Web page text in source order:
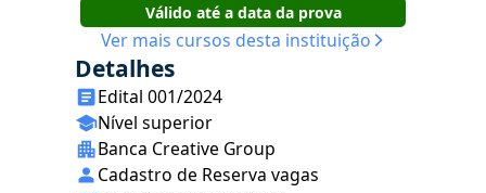
Válido até a data da prova
Ver mais cursos desta instituição
Detalhes
Edital 001/2024
Nível superior
Banca Creative Group
Cadastro de Reserva vagas